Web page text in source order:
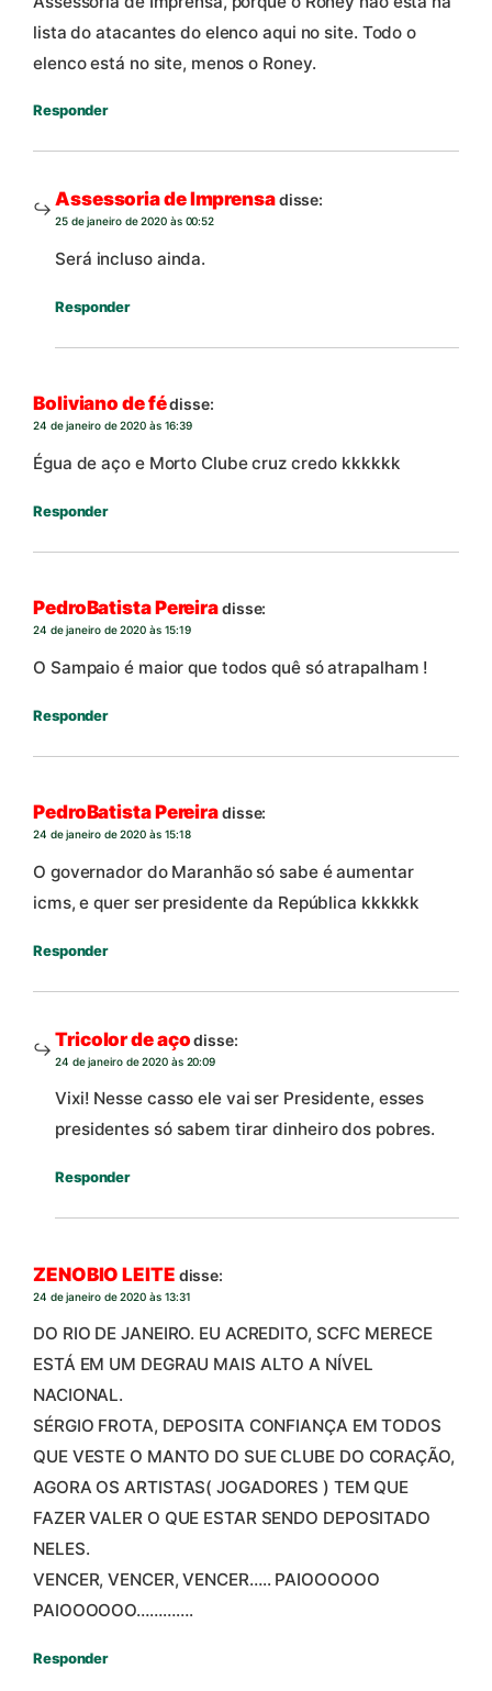
lista do atacantes do elenco aqui no site. Todo o
elenco está no site, menos o Roney.
Responder
Assessoria de Imprensadisse:
25 de janeiro de 2020 às 00:52
Será incluso ainda.
Responder
Boliviano de fédisse:
24 de janeiro de 2020 às 16:39
Égua de aço e Morto Clube cruz credo kkkkkk
Responder
PedroBatista Pereiradisse:
24 de janeiro de 2020 às 15:19
O Sampaio é maior que todos quê só atrapalham !
Responder
PedroBatista Pereiradisse:
24 de janeiro de 2020 às 15:18
O governador do Maranhão só sabe é aumentar
icms, e quer ser presidente da República kkkkkk
Responder
Tricolor de aço disse:
24 de janeiro de 2020 às 20:09
Vixi! Nesse casso ele vai ser Presidente, esses
presidentes só sabem tirar dinheiro dos pobres.
Responder
ZENOBIO LEITE disse:
24 de janeiro de 2020 às 13:31
DO RIO DE JANEIRO. EU ACREDITO, SCFC MERECE
ESTÁ EM UM DEGRAU MAIS ALTO A NÍVEL
NACIONAL.
SÉRGIO FROTA, DEPOSITA CONFIANÇA EM TODOS
QUE VESTE O MANTO DO SUE CLUBE DO CORAÇÃO,
AGORA OS ARTISTAS( JOGADORES ) TEM QUE
FAZER VALER O QUE ESTAR SENDO DEPOSITADO
NELES.
VENCER, VENCER, VENCER….. PAIOOOOOO
PAIOOOOOO………….
Responder